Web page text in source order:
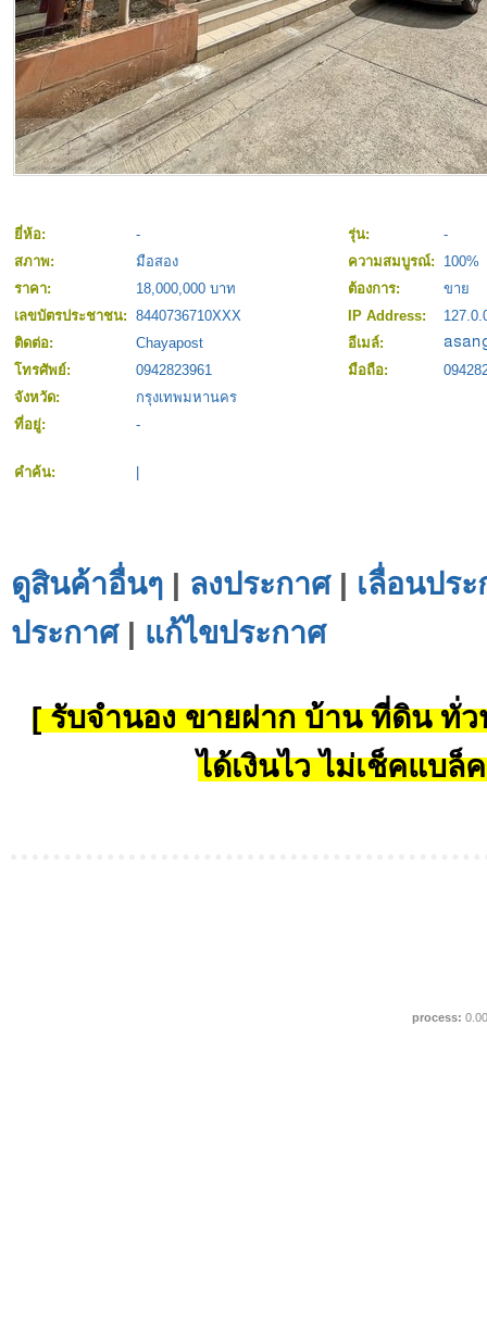
ยี่ห้อ: - รุ่น:
-
สภาพ:
มือสอง ความสมบูรณ์:
100%
ราคา:
18,000,000 บาท ต้องการ:
ขาย
เลขบัตรประชาชน: 8440736710XXX IP Address:
ติดต่อ:
Chayapost
อีเมล์:
โทรศัพย์:
0942823961 มือถือ:
จังหวัด:
กรุงเทพมหานคร
ที่อยู่:
-
คำค้น:
ดูสินค้าอื่นๆ | ลงประกาศ| เลื่อนปร
ประกาศ| แก้ไขประกาศ
[ รับจำนอง ขายฝาก บ้าน ที่ดิน ทั่ว
ได้เงินไว ไม่เช็คแบล็
process: